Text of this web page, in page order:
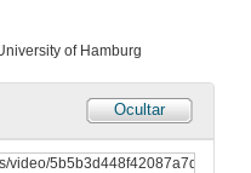
of Hamburg
Ocultar